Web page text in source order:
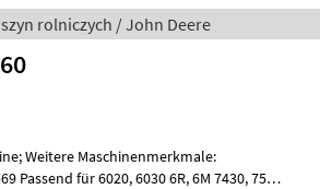
rolniczych / John Deere
Weitere Maschinenmerkmale:
6030 6R, 6M 7430, 7530